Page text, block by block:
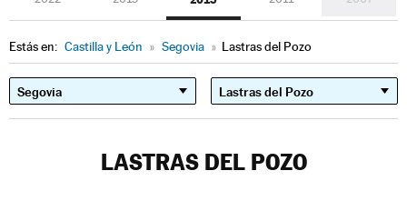
Estás en: Castilla y León » Segovia » Lastras del Pozo
LASTRAS DEL POZO